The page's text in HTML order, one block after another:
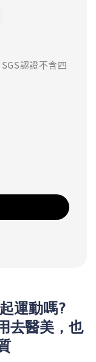
認證不含四
運動嗎?
去醫美，也